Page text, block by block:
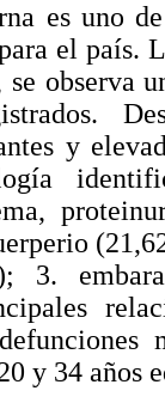
es uno
el país.
observa
y
3.
y 34 años